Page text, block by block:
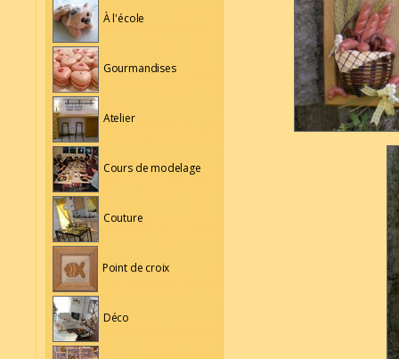
À l'école
Gourmandises
Atelier
Cours de modelage
Couture
Point de croix
Déco